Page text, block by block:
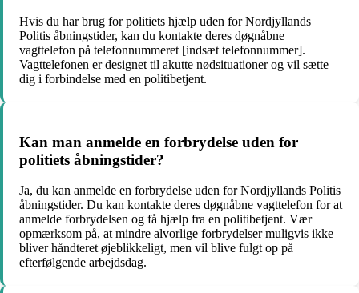
Hvis du har brug for politiets hjælp uden for Nordjyllands
Politis åbningstider, kan du kontakte deres døgnåbne
vagttelefon på telefonnummeret [indsæt telefonnummer].
Vagttelefonen er designet til akutte nødsituationer og vil sætte
dig i forbindelse med en politibetjent.
Kan man anmelde en forbrydelse uden for
politiets åbningstider?
Ja, du kan anmelde en forbrydelse uden for Nordjyllands Politis
åbningstider. Du kan kontakte deres døgnåbne vagttelefon for at
anmelde forbrydelsen og få hjælp fra en politibetjent. Vær
opmærksom på, at mindre alvorlige forbrydelser muligvis ikke
bliver håndteret øjeblikkeligt, men vil blive fulgt op på
efterfølgende arbejdsdag.